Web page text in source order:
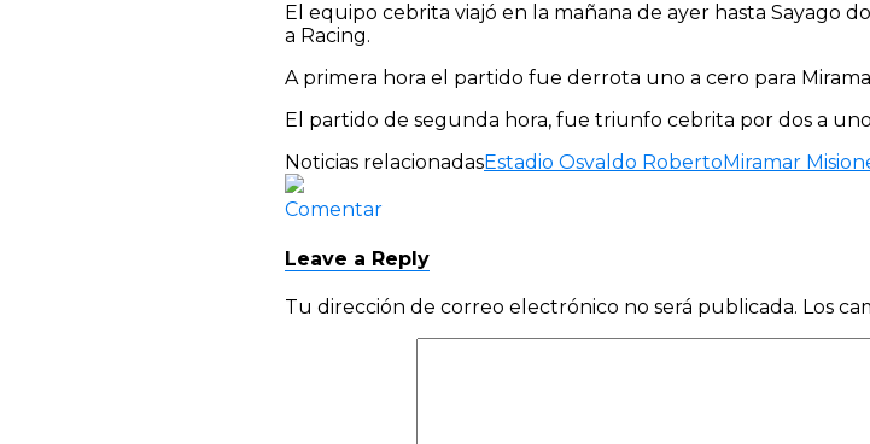
El equipo cebrita viajó en la mañana de ayer hasta Sayago
a Racing.
A primera hora el partido fue derrota uno a cero para
El partido de segunda hora, fue triunfo cebrita por dos a
Noticias relacionadasEstadio Osvaldo Roberto Miramar
Comentar
Leave a Reply
Tu dirección de correo electrónico no será publicada. Los